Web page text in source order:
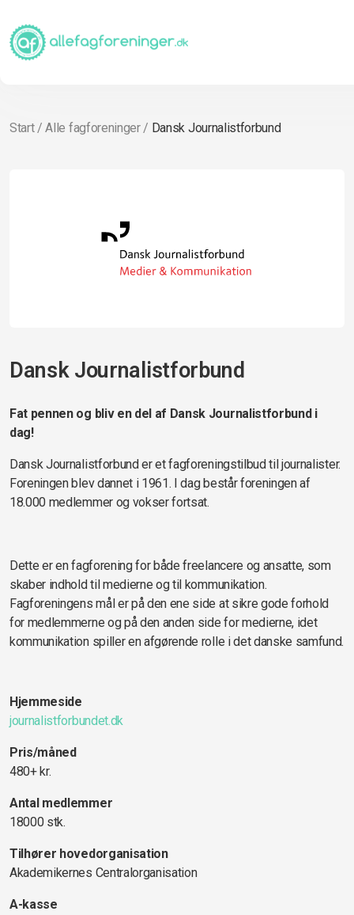
Start/Alle fagforeninger/ Dansk Journalistforbund
Dansk Journalistforbund
Fat pennen og bliv en del af Dansk Journalistforbund i
dag!
Dansk Journalistforbund er et fagforeningstilbud til journalister.
Foreningen blev dannet i 1961. I dag består foreningen af
18.000 medlemmer og vokser fortsat.
Dette er en fagforening for både freelancere og ansatte, som
skaber indhold til medierne og til kommunikation.
Fagforeningens mål er på den ene side at sikre gode forhold
for medlemmerne og på den anden side for medierne, idet
kommunikation spiller en afgørende rolle i det danske samfund.
Hjemmeside
journalistforbundet.dk
Pris/måned
480+ kr.
Antal medlemmer
18000 stk.
Tilhører hovedorganisation
Akademikernes Centralorganisation
A-kasse